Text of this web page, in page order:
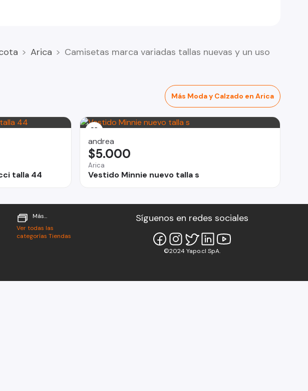
Arica Camisetas marca variadas tallas nuevas y un uso
Más Moda y Calzado en Arica
talla 44
andrea
Arica
Vestido Minnie nuevo talla s
$5.000
Más...
Ver todas las
categorías Tiendas
Síguenos en redes sociales
©2024 Yapo.cl SpA.